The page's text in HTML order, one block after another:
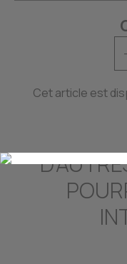
-
Cet article est